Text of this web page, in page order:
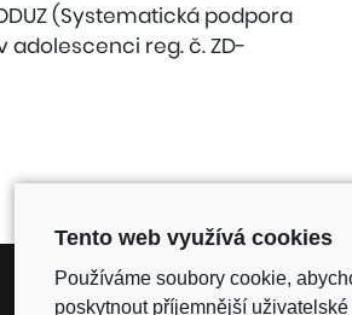
(Systematická podpora
adolescenci reg. č. ZD-
Tento web využívá cookies
Používáme soubory cookie,
poskytnout příjemnější